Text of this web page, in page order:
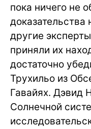
пока ничего не
доказательства
другие
приняли их
достаточно
Трухильо из
Гавайях. Дэвид
Солнечной